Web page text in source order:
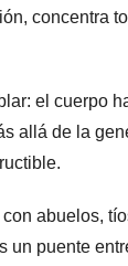
concentra
el cuerpo
allá de la
abuelos,
un puente